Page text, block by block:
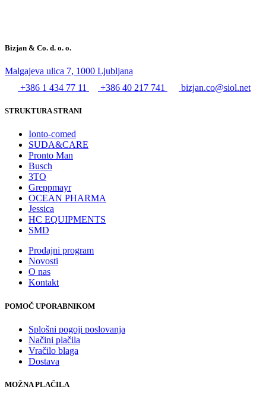
Bizjan & Co. d. o. o.
Malgajeva ulica 7, 1000 Ljubljana
+386 1 434 77 11
+386 40 217 741 bizjan.co@siol.net
STRUKTURA STRANI
Ionto-comed
SUDA&CARE
Pronto Man
Busch
3TO
Greppmayr
OCEAN PHARMA
Jessica
HC EQUIPMENTS
SMD
Prodajni program
Novosti
O nas
Kontakt
POMOČ UPORABNIKOM
Splošni pogoji poslovanja
Načini plačila
Vračilo blaga
Dostava
MOŽNA PLAČILA